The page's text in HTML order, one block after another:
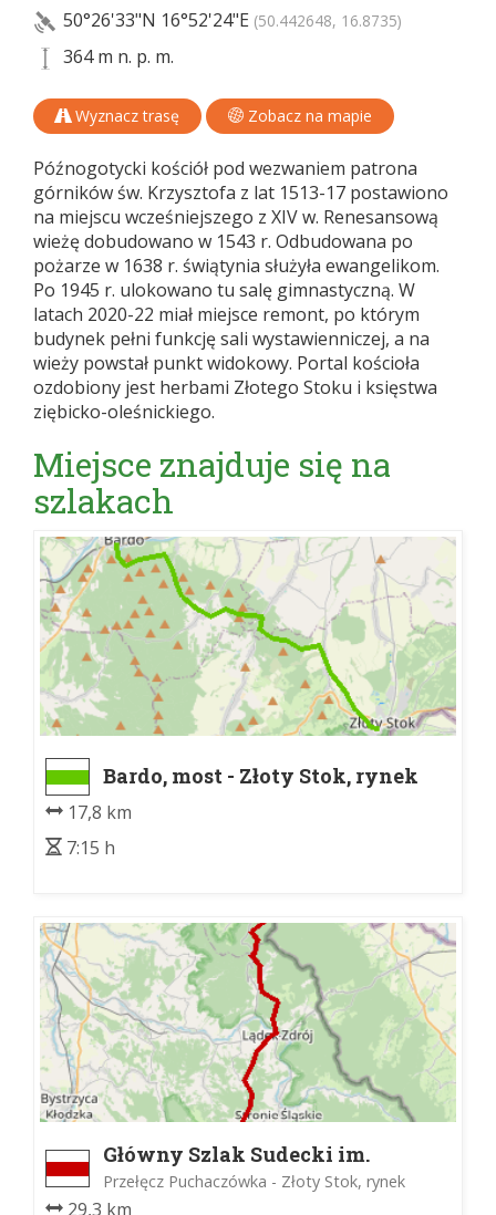
50°26'33"N 16°52'24"E (50.442648, 16.8735)
364 m n. p. m.
Wyznacz trasę Zobacz na mapie
Późnogotycki kościół pod wezwaniem patrona
górników św. Krzysztofa z lat 1513-17 postawiono
na miejscu wcześniejszego z XIV w. Renesansową
wieżę dobudowano w 1543 r. Odbudowana po
pożarze w 1638 r. świątynia służyła ewangelikom.
Po 1945 r. ulokowano tu salę gimnastyczną. W
latach 2020-22 miał miejsce remont, po którym
budynek pełni funkcję sali wystawienniczej, a na
wieży powstał punkt widokowy. Portal kościoła
ozdobiony jest herbami Złotego Stoku i księstwa
ziębicko-oleśnickiego.
Miejsce znajduje się na
szlakach
Bardo, most - Złoty Stok, rynek
17,8 km
7:15 h
Główny Szlak Sudecki im.
Mieczysława Orłowicza
Przełęcz Puchaczówka - Złoty Stok, rynek
29,3 km